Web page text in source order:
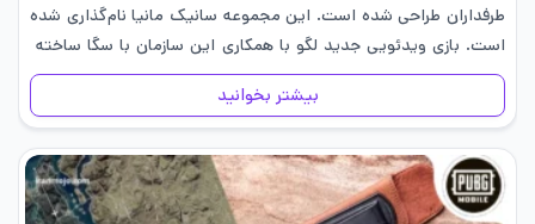
طرفداران طراحی شده است. این مجموعه سانیک مانیا نام‌گذاری شده
است. بازی ویدئویی جدید لگو با همکاری این سازمان با سگا ساخته
سانیک مانیا خواهد شد. یکی از طرفداران لگو…
بیشتر بخوانید